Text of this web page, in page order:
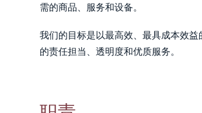
需的商品、服务和设备。
我们的目标是以最高效、最具成本效
的责任担当、透明度和优质服务。